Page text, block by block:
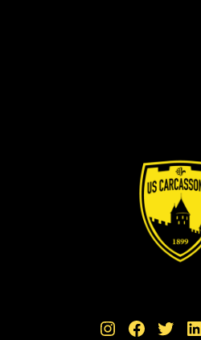
Instagram Facebook Twitter LinkedIn